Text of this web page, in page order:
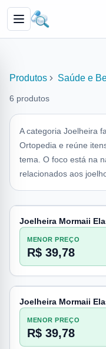
Produtos Saúde e
6 produtos
A categoria Joelheira
Ortopedia e reúne
tema. O foco está na
relacionados aos
Joelheira Mormaii
MENOR PREÇO
R$ 39,78
Joelheira Mormaii
MENOR PREÇO
R$ 39,78